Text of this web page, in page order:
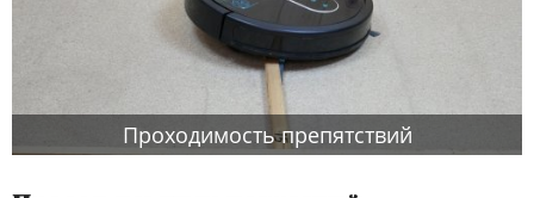
Проходимость препятствий